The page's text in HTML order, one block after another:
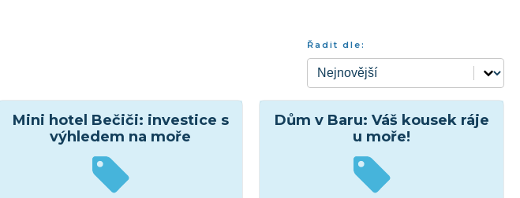
Řadit dle:
Řadit dle:
Řadit dle:
Mini hotel Bečiči: investice s
výhledem na moře
Dům v Baru: Váš kousek ráje
u moře!